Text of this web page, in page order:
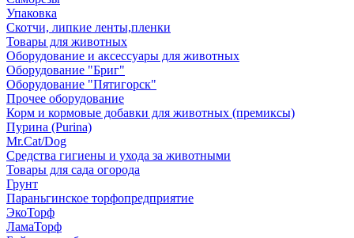
Упаковка
Скотчи, липкие ленты,пленки
Товары для животных
Оборудование и аксессуары для животных
Оборудование "Бриг"
Оборудование "Пятигорск"
Прочее оборудование
Корм и кормовые добавки для животных (премиксы)
Пурина (Purina)
Mr.Cat/Dog
Средства гигиены и ухода за животными
Товары для сада огорода
Грунт
Параньгинское торфопредприятие
ЭкоТорф
ЛамаТорф